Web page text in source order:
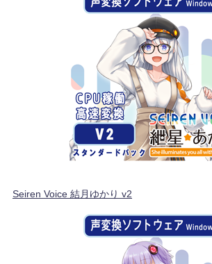
Seiren Voice 結月ゆかり v2